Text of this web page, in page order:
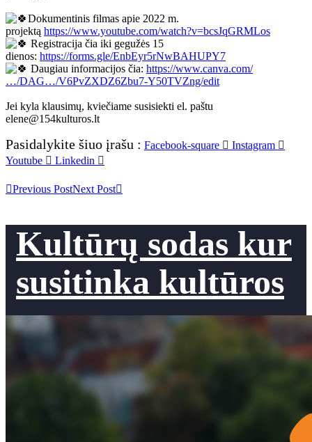
Dokumentinis filmas apie 2022 m.
projektą https://www.youtube.com/watch?v=bcsJqGRMLos
Registracija čia iki gegužės 15
dienos: https://forms.gle/EnbEyr5rNwBAHUPY7
Daugiau informacijos čia: https://www.canva.com/
…/DAG…/V6PvZXDZ6Zbu7-Y50TVZng/edit
Jei kyla klausimų, kviečiame susisiekti el. paštu
elene@154kulturos.lt
Pasidalykite šiuo įrašu : Facebook-square
Instagram
Youtube
Linkedin
Previous PostNext Post
Kultūrų sodas kur
susitinka kultūros